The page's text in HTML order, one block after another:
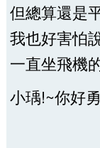
但總算還是
我也好害怕
一直坐飛機
小瑀!~你好